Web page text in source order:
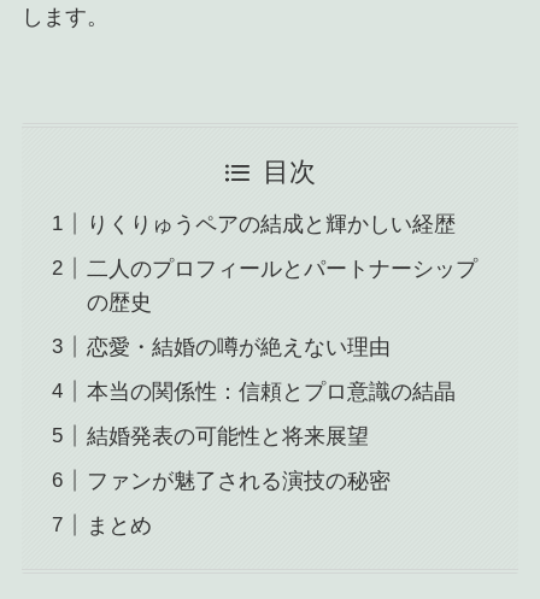
します。
目次
りくりゅうペアの結成と輝かしい経歴
二人のプロフィールとパートナーシップ
の歴史
恋愛・結婚の噂が絶えない理由
本当の関係性：信頼とプロ意識の結晶
結婚発表の可能性と将来展望
ファンが魅了される演技の秘密
まとめ